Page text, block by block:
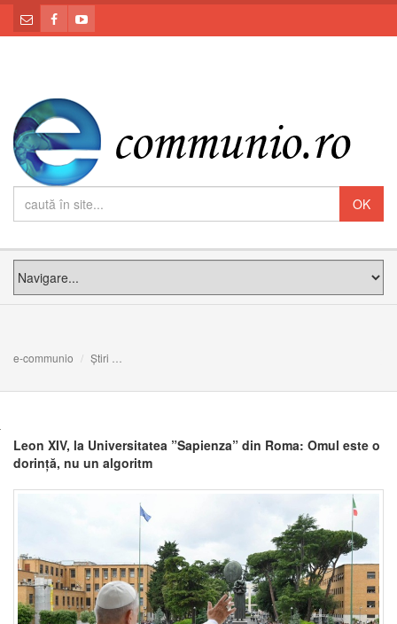
e-communio Știri
Leon XIV, la Universitatea ”Sapienza” din Roma: Omul este o
dorință, nu un algoritm